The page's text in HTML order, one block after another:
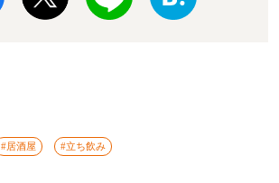
#居酒屋 #立ち飲み